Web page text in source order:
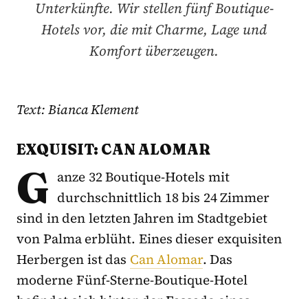
Unterkünfte. Wir stellen fünf Boutique-
Hotels vor, die mit Charme, Lage und
Komfort überzeugen.
Text: Bianca Klement
EXQUISIT: CAN ALOMAR
G anze 32 Boutique-Hotels mit
durchschnittlich 18 bis 24 Zimmer
sind in den letzten Jahren im Stadtgebiet
von Palma erblüht. Eines dieser exquisiten
Herbergen ist das Can Alomar. Das
moderne Fünf-Sterne-Boutique-Hotel